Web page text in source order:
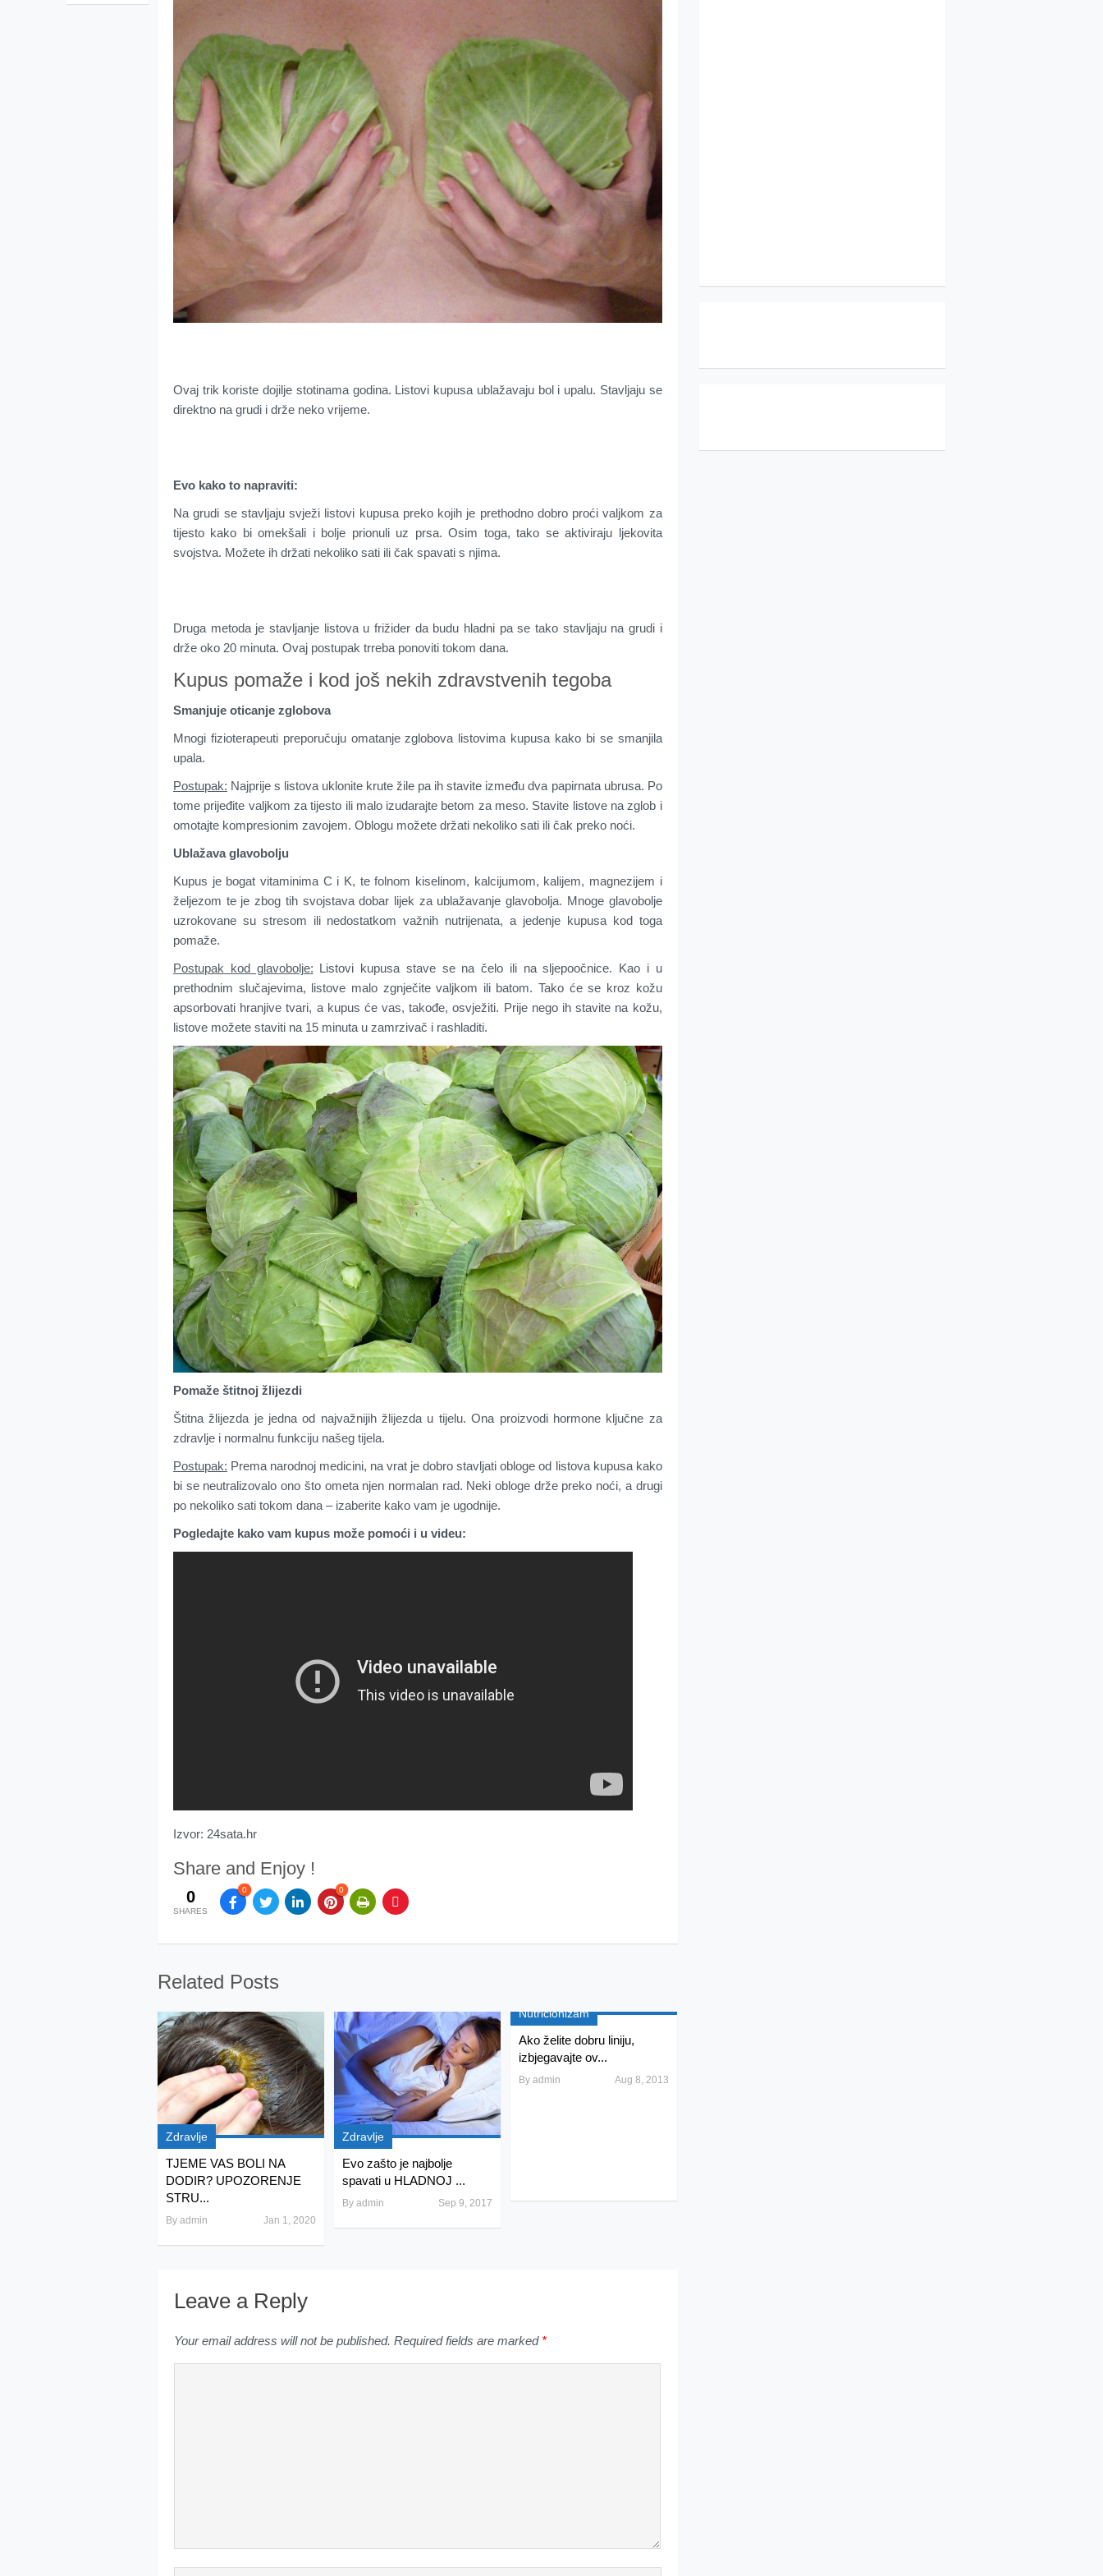
Ovaj trik koriste dojilje stotinama godina. Listovi kupusa ublažavaju bol i upalu. Stavljaju se
direktno na grudi i drže neko vrijeme.
Evo kako to napraviti:
Na grudi se stavljaju svježi listovi kupusa preko kojih je prethodno dobro proći valjkom za
tijesto kako bi omekšali i bolje prionuli uz prsa. Osim toga, tako se aktiviraju ljekovita
svojstva. Možete ih držati nekoliko sati ili čak spavati s njima.
Druga metoda je stavljanje listova u frižider da budu hladni pa se tako stavljaju na grudi i
drže oko 20 minuta. Ovaj postupak trreba ponoviti tokom dana.
Kupus pomaže i kod još nekih zdravstvenih tegoba
Smanjuje oticanje zglobova
Mnogi fizioterapeuti preporučuju omatanje zglobova listovima kupusa kako bi se smanjila
upala.
Postupak: Najprije s listova uklonite krute žile pa ih stavite između dva papirnata ubrusa. Po
tome prijeđite valjkom za tijesto ili malo izudarajte betom za meso. Stavite listove na zglob i
omotajte kompresionim zavojem. Oblogu možete držati nekoliko sati ili čak preko noći.
Ublažava glavobolju
Kupus je bogat vitaminima C i K, te folnom kiselinom, kalcijumom, kalijem, magnezijem i
željezom te je zbog tih svojstava dobar lijek za ublažavanje glavobolja. Mnoge glavobolje
uzrokovane su stresom ili nedostatkom važnih nutrijenata, a jedenje kupusa kod toga
pomaže.
Postupak kod glavobolje: Listovi kupusa stave se na čelo ili na sljepoočnice. Kao i u
prethodnim slučajevima, listove malo zgnječite valjkom ili batom. Tako će se kroz kožu
apsorbovati hranjive tvari, a kupus će vas, takođe, osvježiti. Prije nego ih stavite na kožu,
listove možete staviti na 15 minuta u zamrzivač i rashladiti.
Pomaže štitnoj žlijezdi
Štitna žlijezda je jedna od najvažnijih žlijezda u tijelu. Ona proizvodi hormone ključne za
zdravlje i normalnu funkciju našeg tijela.
Postupak: Prema narodnoj medicini, na vrat je dobro stavljati obloge od listova kupusa kako
bi se neutralizovalo ono što ometa njen normalan rad. Neki obloge drže preko noći, a drugi
po nekoliko sati tokom dana – izaberite kako vam je ugodnije.
Pogledajte kako vam kupus može pomoći i u videu:
Izvor: 24sata.hr
Share and Enjoy !
0
SHARES
0 0
Related Posts
Zdravlje
TJEME VAS BOLI NA
DODIR? UPOZORENJE
STRU...
By admin Jan 1, 2020
Zdravlje
Evo zašto je najbolje
spavati u HLADNOJ ...
By admin Sep 9, 2017
Nutricionizam
Ako želite dobru liniju,
izbjegavajte ov...
By admin Aug 8, 2013
Leave a Reply
Your email address will not be published. Required fields are marked *